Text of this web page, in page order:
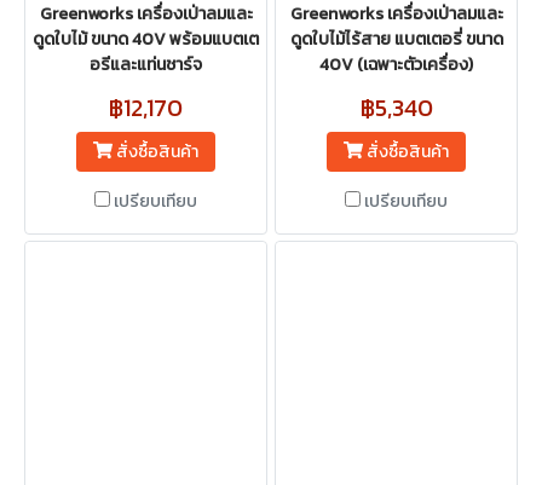
Greenworks เครื่องเป่าลมและ
ดูดใบไม้ ขนาด 40V พร้อมแบตเต
อรีและแท่นชาร์จ
฿12,170
สั่งซื้อสินค้า
เปรียบเทียบ
Greenworks เครื่องเป่าลมและ
ดูดใบไม้ไร้สาย แบตเตอรี่ ขนาด
40V (เฉพาะตัวเครื่อง)
฿5,340
สั่งซื้อสินค้า
เปรียบเทียบ